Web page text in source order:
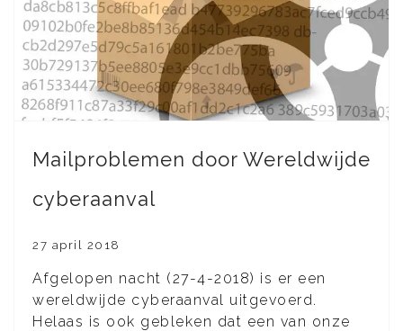
Mailproblemen door Wereldwijde
cyberaanval
27 april 2018
Afgelopen nacht (27-4-2018) is er een
wereldwijde cyberaanval uitgevoerd.
Helaas is ook gebleken dat een van onze